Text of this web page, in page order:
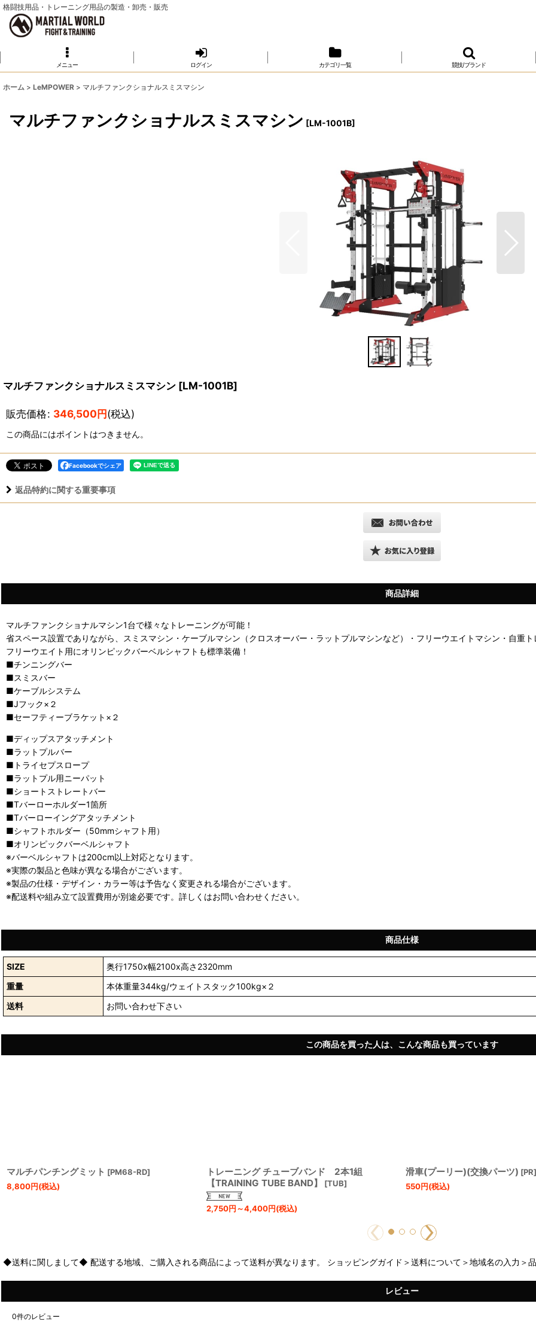
格闘技用品・トレーニング用品の製造・卸売・販売
メニュー ログイン カテゴリ一覧 競技/ブランド
ホーム > LeMPOWER > マルチファンクショナルスミスマシン
マルチファンクショナルスミスマシン [LM-1001B]
マルチファンクショナルスミスマシン [LM-1001B]
販売価格: 346,500円(税込)
この商品にはポイントはつきません。
Facebookでシェア
返品特約に関する重要事項
商品詳細
マルチファンクショナルマシン1台で様々なトレーニングが可能！
省スペース設置でありながら、スミスマシン・ケーブルマシン（クロスオーバー・ラットプルマシンなど）・フリーウエイトマシン・自重ト
フリーウエイト用にオリンピックバーベルシャフトも標準装備！
■チンニングバー
■スミスバー
■ケーブルシステム
■Jフック×２
■セーフティーブラケット×２
■ディップスアタッチメント
■ラットプルバー
■トライセプスロープ
■ラットプル用ニーパット
■ショートストレートバー
■Tバーローホルダー1箇所
■Tバーローイングアタッチメント
■シャフトホルダー（50mmシャフト用）
■オリンピックバーベルシャフト
※バーベルシャフトは200cm以上対応となります。
※実際の製品と色味が異なる場合がございます。
※製品の仕様・デザイン・カラー等は予告なく変更される場合がございます。
※配送料や組み立て設置費用が別途必要です。詳しくはお問い合わせください。
商品仕様
SIZE
奥行1750x幅2100x高さ2320mm
重量
本体重量344kg/ウェイトスタック100kg×２
送料
お問い合わせ下さい
この商品を買った人は、こんな商品も買っています
マルチパンチングミット [PM68-RD]
8,800円(税込)
トレーニング チューブバンド 2本1組
【TRAINING TUBE BAND】
[TUB]
2,750円～4,400円(税込)
滑車(プーリー)(交換パーツ) [PR]
550円(税込)
◆送料に関しまして◆ 配送する地域、ご購入される商品によって送料が異なります。 ショッピングガイド＞送料について＞地域名の入力＞品
レビュー
0件のレビュー